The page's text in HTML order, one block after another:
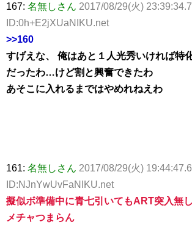
167: 名無しさん 2017/08/29(火)
ID:0h+E2jXUaNIKU.net
>>160
すげえな、 俺はあと１人光秀いければ特
だったわ…けど割と興奮できたわ
あそこに入れるまではやめれねえわ
161: 名無しさん 2017/08/29(火)
ID:NJnYwUvFaNIKU.net
擬似ボ準備中に青七引いてもART突入無
メチャつまらん